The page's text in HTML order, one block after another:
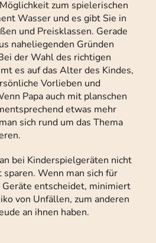
zum spielerischen
Wasser und es gibt Sie in
und Preisklassen. Gerade
naheliegenden Gründen
der Wahl des richtigen
es auf das Alter des Kindes,
Vorlieben und
Papa auch mit planschen
etwas mehr
sich rund um das Thema
bei Kinderspielgeräten nicht
Wenn man sich für
entscheidet, minimiert
von Unfällen, zum anderen
an ihnen haben.